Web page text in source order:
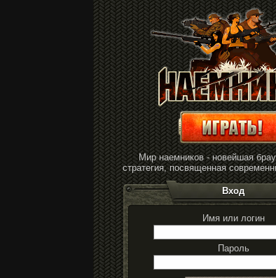
Мир наемников - новейшая
стратегия, посвященная
Вход
Имя или логин
Пароль